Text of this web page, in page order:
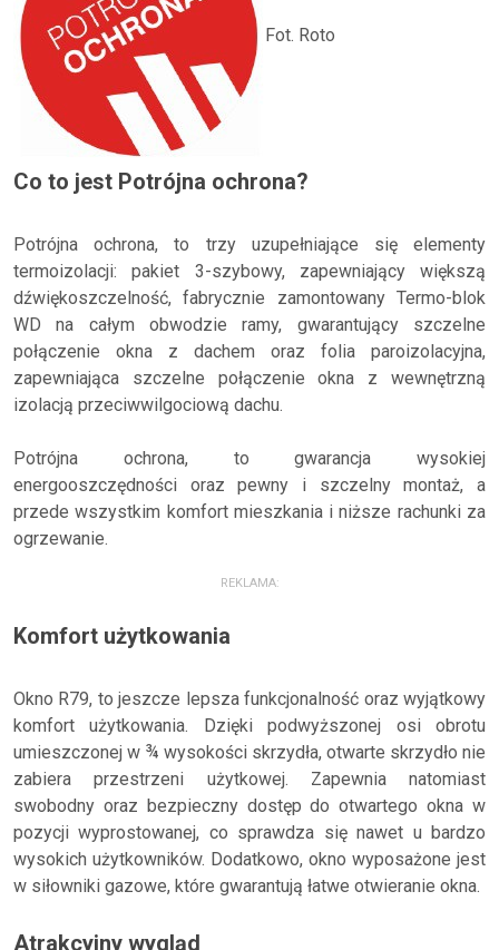
Fot. Roto
Co to jest Potrójna ochrona?
Potrójna ochrona, to trzy uzupełniające się elementy
termoizolacji: pakiet 3-szybowy, zapewniający większą
dźwiękoszczelność, fabrycznie zamontowany Termo-blok
WD na całym obwodzie ramy, gwarantujący szczelne
połączenie okna z dachem oraz folia paroizolacyjna,
zapewniająca szczelne połączenie okna z wewnętrzną
izolacją przeciwwilgociową dachu.
Potrójna ochrona, to gwarancja wysokiej
energooszczędności oraz pewny i szczelny montaż, a
przede wszystkim komfort mieszkania i niższe rachunki za
ogrzewanie.
REKLAMA:
Komfort użytkowania
Okno R79, to jeszcze lepsza funkcjonalność oraz wyjątkowy
komfort użytkowania. Dzięki podwyższonej osi obrotu
umieszczonej w ¾ wysokości skrzydła, otwarte skrzydło nie
zabiera przestrzeni użytkowej. Zapewnia natomiast
swobodny oraz bezpieczny dostęp do otwartego okna w
pozycji wyprostowanej, co sprawdza się nawet u bardzo
wysokich użytkowników. Dodatkowo, okno wyposażone jest
w siłowniki gazowe, które gwarantują łatwe otwieranie okna.
Atrakcyjny wygląd